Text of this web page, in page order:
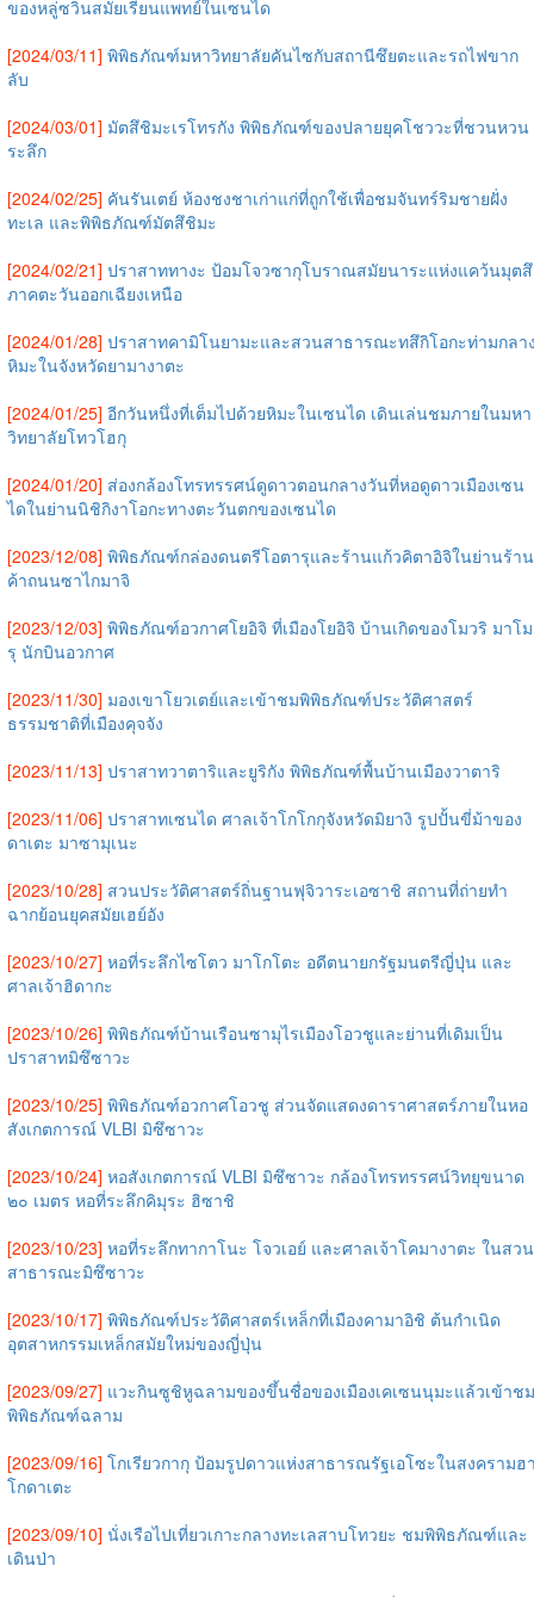
ของหลู่ซวิ่นสมัยเรียนแพทย์ในเซนได
[2024/03/11] พิพิธภัณฑ์มหาวิทยาลัยคันไซกับสถานีซึยตะและรถไฟขาก
ลับ
[2024/03/01] มัตสึชิมะเรโทรกัง พิพิธภัณฑ์ของปลายยุคโชววะที่ชวนหวน
ระลึก
[2024/02/25] คันรันเตย์ ห้องชงชาเก่าแก่ที่ถูกใช้เพื่อชมจันทร์ริมชายฝั่ง
ทะเล และพิพิธภัณฑ์มัตสึชิมะ
[2024/02/21] ปราสาททางะ ป้อมโจวซากุโบราณสมัยนาระแห่งแคว้นมุตสึ
ภาคตะวันออกเฉียงเหนือ
[2024/01/28] ปราสาทคามิโนยามะและสวนสาธารณะทสึกิโอกะท่ามกลา
หิมะในจังหวัดยามางาตะ
[2024/01/25] อีกวันหนึ่งที่เต็มไปด้วยหิมะในเซนได เดินเล่นชมภายในมหา
วิทยาลัยโทวโฮกุ
[2024/01/20] ส่องกล้องโทรทรรศน์ดูดาวตอนกลางวันที่หอดูดาวเมืองเซน
ไดในย่านนิชิกิงาโอกะทางตะวันตกของเซนได
[2023/12/08] พิพิธภัณฑ์กล่องดนตรีโอตารุและร้านแก้วคิตาอิจิในย่านร้าน
ค้าถนนซาไกมาจิ
[2023/12/03] พิพิธภัณฑ์อวกาศโยอิจิ ที่เมืองโยอิจิ บ้านเกิดของโมวริ มาโม
รุ นักบินอวกาศ
[2023/11/30] มองเขาโยวเตย์และเข้าชมพิพิธภัณฑ์ประวัติศาสตร์
ธรรมชาติที่เมืองคุจจัง
[2023/11/13] ปราสาทวาตาริและยูริกัง พิพิธภัณฑ์พื้นบ้านเมืองวาตาริ
[2023/11/06] ปราสาทเซนได ศาลเจ้าโกโกกุจังหวัดมิยางิ รูปปั้นขี่ม้าของ
ดาเตะ มาซามุเนะ
[2023/10/28] สวนประวัติศาสตร์ถิ่นฐานฟุจิวาระเอซาชิ สถานที่ถ่ายทำ
ฉากย้อนยุคสมัยเฮย์อัง
[2023/10/27] หอที่ระลึกไซโตว มาโกโตะ อดีตนายกรัฐมนตรีญี่ปุ่น และ
ศาลเจ้าฮิดากะ
[2023/10/26] พิพิธภัณฑ์บ้านเรือนซามุไรเมืองโอวชูและย่านที่เดิมเป็น
ปราสาทมิซึซาวะ
[2023/10/25] พิพิธภัณฑ์อวกาศโอวชู ส่วนจัดแสดงดาราศาสตร์ภายในหอ
สังเกตการณ์ VLBI มิซึซาวะ
[2023/10/24] หอสังเกตการณ์ VLBI มิซึซาวะ กล้องโทรทรรศน์วิทยุขนาด
๒๐ เมตร หอที่ระลึกคิมุระ ฮิซาชิ
[2023/10/23] หอที่ระลึกทากาโนะ โจวเอย์ และศาลเจ้าโคมางาตะ ในสวน
สาธารณะมิซึซาวะ
[2023/10/17] พิพิธภัณฑ์ประวัติศาสตร์เหล็กที่เมืองคามาอิชิ ต้นกำเนิด
อุตสาหกรรมเหล็กสมัยใหม่ของญี่ปุ่น
[2023/09/27] แวะกินซูชิหูฉลามของขึ้นชื่อของเมืองเคเซนนุมะแล้วเข้าชม
พิพิธภัณฑ์ฉลาม
[2023/09/16] โกเรียวกากุ ป้อมรูปดาวแห่งสาธารณรัฐเอโซะในสงครามฮ
โกดาเตะ
[2023/09/10] นั่งเรือไปเที่ยวเกาะกลางทะเลสาบโทวยะ ชมพิพิธภัณฑ์และ
เดินป่า